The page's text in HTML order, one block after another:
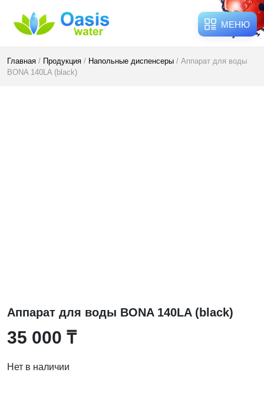
МЕНЮ
Главная / Продукция / Напольные диспенсеры / Аппарат для воды
BONA 140LA (black)
Аппарат для воды BONA 140LA (black)
35 000 ₸
Нет в наличии